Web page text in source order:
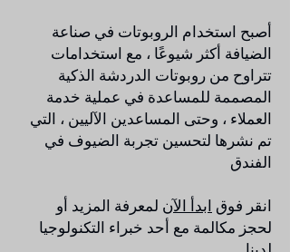
أصبح استخدام الروبوتات في صناعة
الضيافة أكثر شيوعًا ، مع استخدامات
تتراوح من روبوتات الدردشة الذكية
المصممة للمساعدة في عملية خدمة
العملاء ، وحتى المساعدين الآليين ، التي
تم نشرها لتحسين تجربة الضيوف في
الفندق
انقر فوق ابدأ الآن ​ لمعرفة المزيد أو
لحجز مكالمة مع أحد خبراء التكنولوجيا